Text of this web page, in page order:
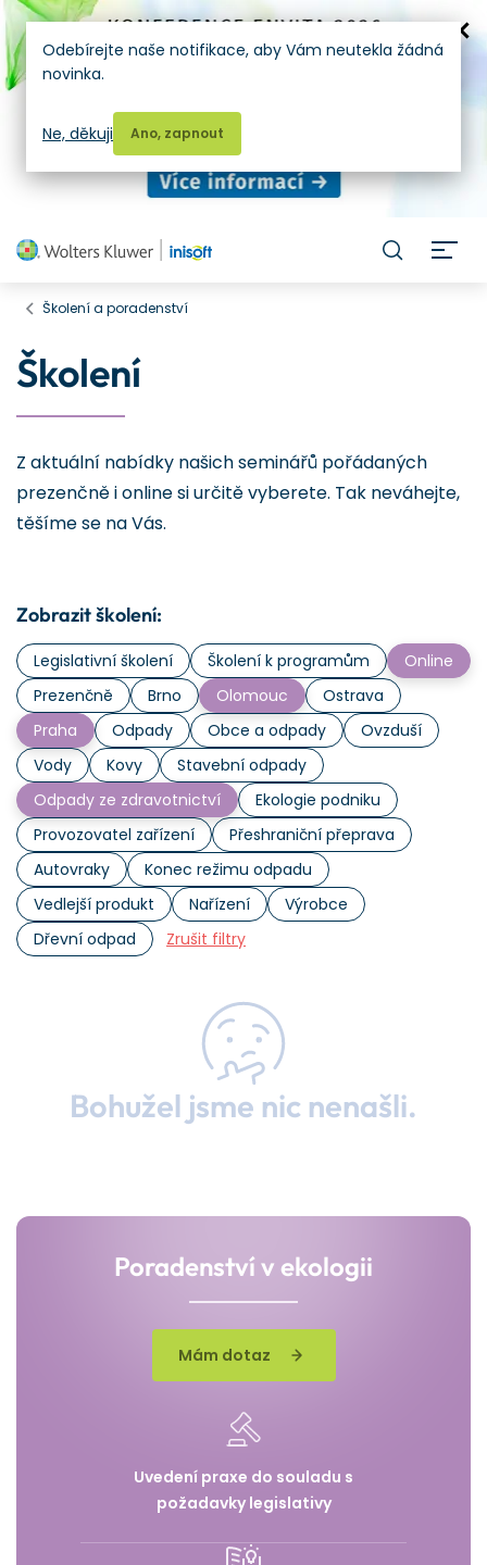
Školení a poradenství
Školení
Z aktuální nabídky našich seminářů pořádaných
prezenčně i online si určitě vyberete. Tak neváhejte,
těšíme se na Vás.
Zobrazit školení:
Legislativní školení Školení k programům
Online
Prezenčně
Brno Olomouc
Ostrava
Praha
Odpady Obce a odpady
Ovzduší
Vody
Kovy
Stavební odpady
Odpady ze zdravotnictví
Ekologie podniku
Provozovatel zařízení
Přeshraniční přeprava
Autovraky
Konec režimu odpadu
Vedlejší produkt
Nařízení
Výrobce
Dřevní odpad
Zrušit filtry
Bohužel jsme nic nenašli.
Poradenství v ekologii
Mám dotaz
Uvedení praxe do souladu s
požadavky legislativy
Odebírejte naše notifikace, aby Vám neutekla žádná
novinka.
Ano, zapnout
Ne, děkuji